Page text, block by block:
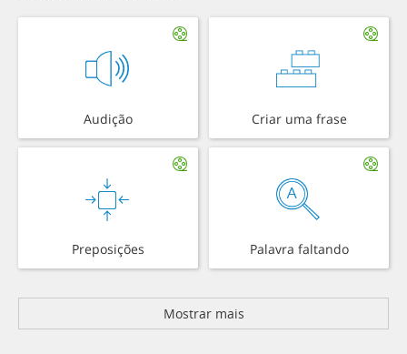
Audição Criar uma frase
Preposições Palavra faltando
Mostrar mais